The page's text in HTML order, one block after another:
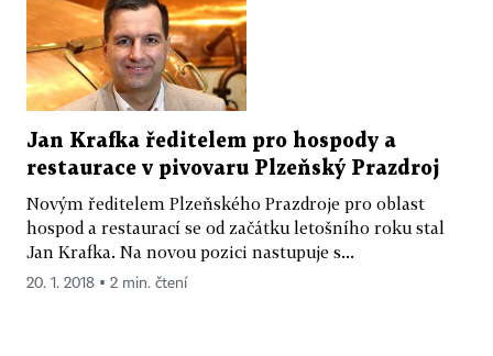
Jan Krafka ředitelem pro hospody a
restaurace v pivovaru Plzeňský Prazdroj
Novým ředitelem Plzeňského Prazdroje pro oblast
hospod a restaurací se od začátku letošního roku stal
Jan Krafka. Na novou pozici nastupuje s...
20. 1. 2018 ▪ 2 min. čtení